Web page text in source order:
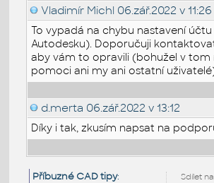
Vladimír Michl 06.zář.2022 v 11:26
To vypadá na chybu nastavení
Autodesku). Doporučuji
aby vám to opravili (bohužel v tom
pomoci ani my ani ostatní
d.merta 06.zář.2022 v 13:12
Díky i tak, zkusím napsat na
Sdílet
Příbuzné CAD tipy: